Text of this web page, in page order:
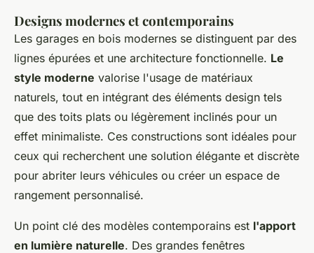
Designs modernes et contemporains
Les garages en bois modernes se distinguent par des
lignes épurées et une architecture fonctionnelle. Le
style moderne valorise l'usage de matériaux
naturels, tout en intégrant des éléments design tels
que des toits plats ou légèrement inclinés pour un
effet minimaliste. Ces constructions sont idéales pour
ceux qui recherchent une solution élégante et discrète
pour abriter leurs véhicules ou créer un espace de
rangement personnalisé.
Un point clé des modèles contemporains est l'apport
en lumière naturelle. Des grandes fenêtres